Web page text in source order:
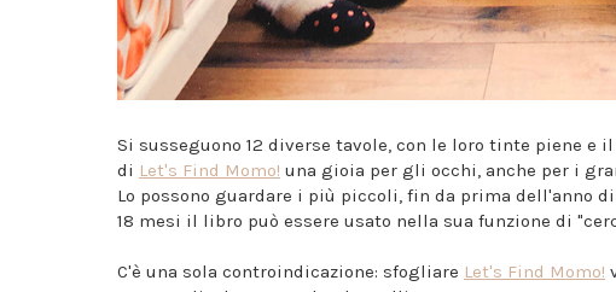
Si susseguono 12 diverse tavole, con le loro tinte piene e
di Let's Find Momo! una gioia per gli occhi, anche per i
Lo possono guardare i più piccoli, fin da prima dell'anno
18 mesi il libro può essere usato nella sua funzione di
C'è una sola controindicazione: sfogliare Let's Find Momo!